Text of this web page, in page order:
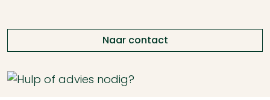
Naar contact